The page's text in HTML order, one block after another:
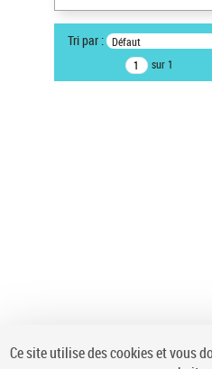
Statut de la notice d’autorité
Notice élémentaire
Pays
Tri par : Défaut
sur 1
Ce site utilise des cookies et vous